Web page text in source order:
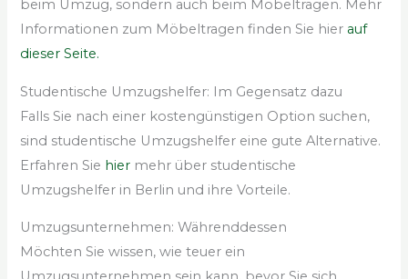
beim Umzug, sondern auch beim Möbeltragen. Mehr
Informationen zum Möbeltragen finden Sie hier auf
dieser Seite.
Studentische Umzugshelfer: Im Gegensatz dazu
Falls Sie nach einer kostengünstigen Option suchen,
sind studentische Umzugshelfer eine gute Alternative.
Erfahren Sie hier mehr über studentische
Umzugshelfer in Berlin und ihre Vorteile.
Umzugsunternehmen: Währenddessen
Möchten Sie wissen, wie teuer ein